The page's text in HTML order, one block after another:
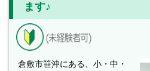
ます♪
倉敷市笹沖にある、小・中・